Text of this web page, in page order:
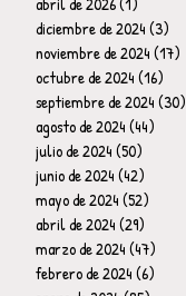
diciembre de 2024(3)
noviembre de 2024(17)
octubre de 2024(16)
septiembre de 2024(30)
agosto de 2024(44)
julio de 2024(50)
junio de 2024(42)
mayo de 2024(52)
abril de 2024(29)
marzo de 2024(47)
febrero de 2024(6)